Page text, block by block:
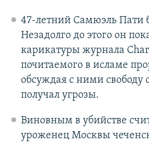
47-летний Самюэль Пати
Незадолго до этого он
карикатуры журнала
почитаемого в исламе
обсуждая с ними свободу
получал угрозы.
Виновным в убийстве
уроженец Москвы